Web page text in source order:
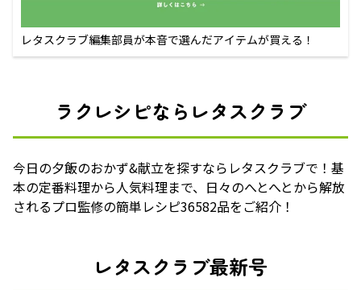
レタスクラブ編集部員が本音で選んだアイテムが買える！
ラクレシピならレタスクラブ
今日の夕飯のおかず&献立を探すならレタスクラブで！基
本の定番料理から人気料理まで、日々のへとへとから解放
されるプロ監修の簡単レシピ36582品をご紹介！
レタスクラブ最新号